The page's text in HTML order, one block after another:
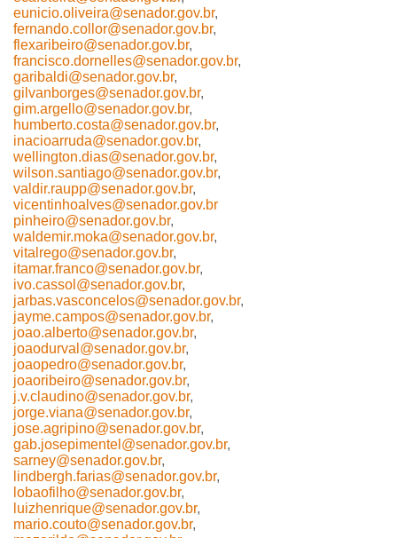
eunicio.oliveira@senador.gov.br,
fernando.collor@senador.gov.br,
flexaribeiro@senador.gov.br,
francisco.dornelles@senador.gov.br,
garibaldi@senador.gov.br,
gilvanborges@senador.gov.br,
gim.argello@senador.gov.br,
humberto.costa@senador.gov.br,
inacioarruda@senador.gov.br,
wellington.dias@senador.gov.br,
wilson.santiago@senador.gov.br,
valdir.raupp@senador.gov.br,
vicentinhoalves@senador.gov.br
pinheiro@senador.gov.br,
waldemir.moka@senador.gov.br,
vitalrego@senador.gov.br,
itamar.franco@senador.gov.br,
ivo.cassol@senador.gov.br,
jarbas.vasconcelos@senador.gov.br,
jayme.campos@senador.gov.br,
joao.alberto@senador.gov.br,
joaodurval@senador.gov.br,
joaopedro@senador.gov.br,
joaoribeiro@senador.gov.br,
j.v.claudino@senador.gov.br,
jorge.viana@senador.gov.br,
jose.agripino@senador.gov.br,
gab.josepimentel@senador.gov.br,
sarney@senador.gov.br,
lindbergh.farias@senador.gov.br,
lobaofilho@senador.gov.br,
luizhenrique@senador.gov.br,
mario.couto@senador.gov.br,